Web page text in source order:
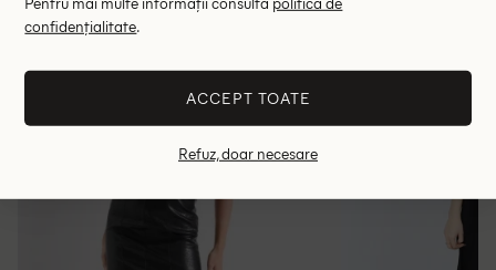
- 27% - 81%
confidențialitate.
ACCEPT TOATE
Refuz, doar necesare